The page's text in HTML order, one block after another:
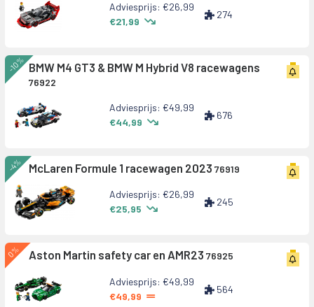
Adviesprijs: €26,99
€21,99
274
-10% BMW M4 GT3 & BMW M Hybrid V8 racewagens
76922
Adviesprijs: €49,99
€44,99
676
-4% McLaren Formule 1 racewagen 2023 76919
Adviesprijs: €26,99
€25,95
245
0% Aston Martin safety car en AMR23 76925
Adviesprijs: €49,99
€49,99
564